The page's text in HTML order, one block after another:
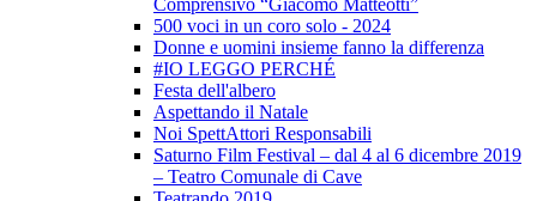
Comprensivo “Giacomo Matteotti”
500 voci in un coro solo - 2024
Donne e uomini insieme fanno la differenza
#IO LEGGO PERCHÉ
Festa dell'albero
Aspettando il Natale
Noi SpettAttori Responsabili
Saturno Film Festival – dal 4 al 6 dicembre 2019
– Teatro Comunale di Cave